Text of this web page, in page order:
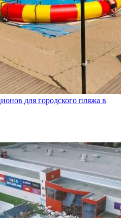
для городского пляжа в